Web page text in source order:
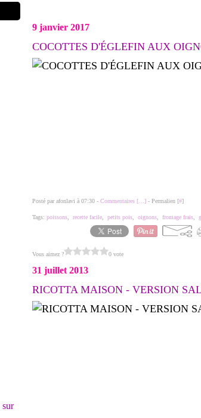
sur
9 janvier 2017
COCOTTES D'ÉGLEFIN AUX
Posté par afonlavi à 07:30 - Commentaires [ ] - Permalien [#]
Tags: poissons recette facile petits pois oignons fromage frais
Vous aimez ? 0 vote
31 juillet 2013
RICOTTA MAISON - VERSION